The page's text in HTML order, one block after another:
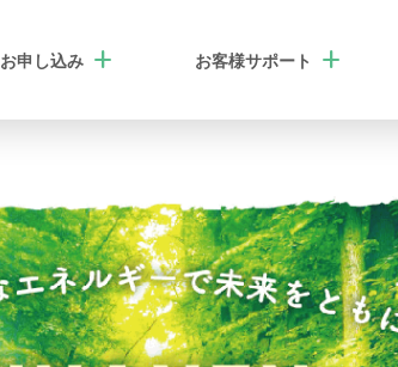
お申し込み add お客様サポート add